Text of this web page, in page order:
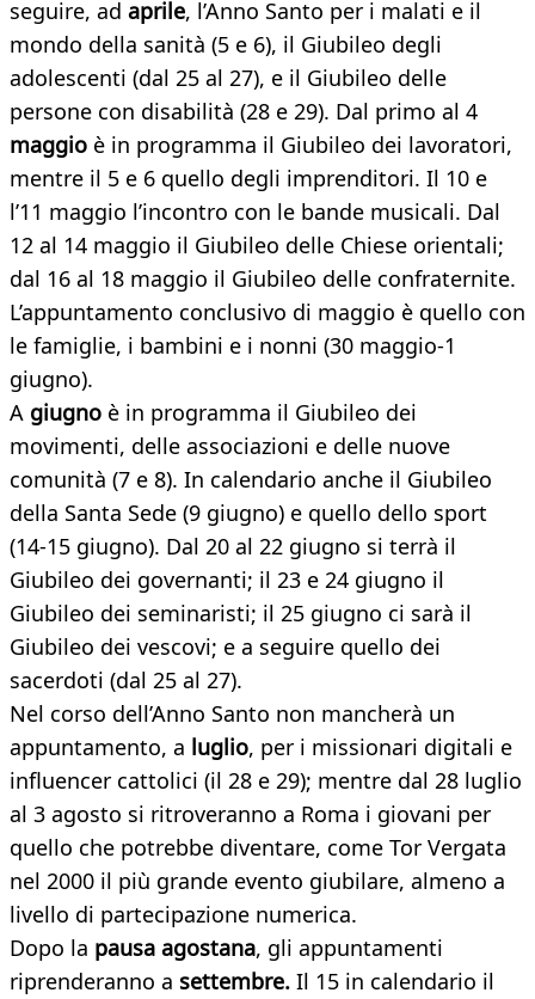
seguire, ad aprile, l’Anno Santo per i malati e il
mondo della sanità (5 e 6), il Giubileo degli
adolescenti (dal 25 al 27), e il Giubileo delle
persone con disabilità (28 e 29). Dal primo al 4
maggio è in programma il Giubileo dei lavoratori,
mentre il 5 e 6 quello degli imprenditori. Il 10 e
l’11 maggio l’incontro con le bande musicali. Dal
12 al 14 maggio il Giubileo delle Chiese orientali;
dal 16 al 18 maggio il Giubileo delle confraternite.
L’appuntamento conclusivo di maggio è quello con
le famiglie, i bambini e i nonni (30 maggio-1
giugno).
A giugno è in programma il Giubileo dei
movimenti, delle associazioni e delle nuove
comunità (7 e 8). In calendario anche il Giubileo
della Santa Sede (9 giugno) e quello dello sport
(14-15 giugno). Dal 20 al 22 giugno si terrà il
Giubileo dei governanti; il 23 e 24 giugno il
Giubileo dei seminaristi; il 25 giugno ci sarà il
Giubileo dei vescovi; e a seguire quello dei
sacerdoti (dal 25 al 27).
Nel corso dell’Anno Santo non mancherà un
appuntamento, a luglio, per i missionari digitali e
influencer cattolici (il 28 e 29); mentre dal 28 luglio
al 3 agosto si ritroveranno a Roma i giovani per
quello che potrebbe diventare, come Tor Vergata
nel 2000 il più grande evento giubilare, almeno a
livello di partecipazione numerica.
Dopo la pausa agostana, gli appuntamenti
riprenderanno a settembre. Il 15 in calendario il